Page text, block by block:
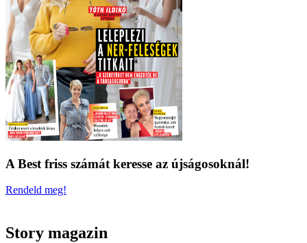
A Best friss számát keresse az újságosoknál!
Rendeld meg!
Story magazin